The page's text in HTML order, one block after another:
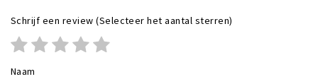
Schrijf een review (Selecteer het aantal sterren)
Naam